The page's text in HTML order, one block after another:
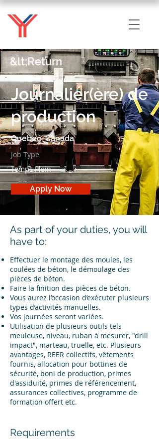
&lt;Return
Journalier(ère) de
production
Quebec, Canada
Job Type
Temps Plein
Apply Now
As part of your duties, you will
have to:
Effectuer le montage des moules, les
coulées de béton, le démoulage des
pièces de béton.
Faire la finition des pièces de béton.
Vous aurez l’occasion d’exécuter plusieurs
types d’activités manuelles.
Vos journées seront variées.
Utilisation de plusieurs outils tels
meuleuse, niveau, ruban à mesurer, "drill
impact", marteau, truelle, etc. Plusieurs
avantages, REER collectifs, vêtements
fournis, allocation pour bottines de
sécurité, boni de production, primes
d'assiduité, primes de référencement,
assurances collectives, programme de
formation offert etc.
Requirements